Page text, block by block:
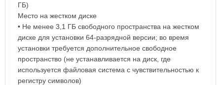
ГБ)
Место на жестком диске
• Не менее 3,1 ГБ свободного пространства на жестком
диске для установки 64-разрядной версии; во время
установки требуется дополнительное свободное
пространство (не устанавливается на диск, где
используется файловая система с чувствительностью к
регистру символов)